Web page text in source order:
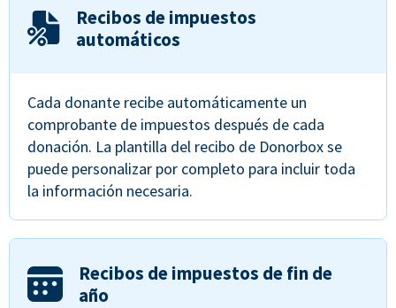
Recibos de impuestos
automáticos
Cada donante recibe automáticamente un
comprobante de impuestos después de cada
donación. La plantilla del recibo de Donorbox se
puede personalizar por completo para incluir toda
la información necesaria.
Recibos de impuestos de fin de
año